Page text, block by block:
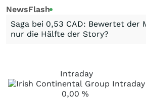
NewsFlash
Saga bei 0,53 CAD: Bewertet der
nur die Hälfte der Story?
Intraday
0,00 %